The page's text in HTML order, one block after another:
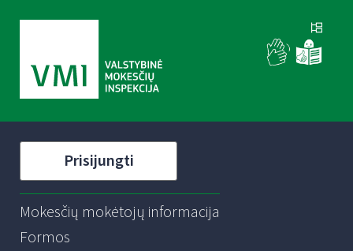
Prisijungti
Mokesčių mokėtojų informacija
Formos